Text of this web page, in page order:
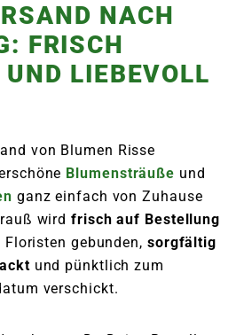
NACH
FRISCH
UND LIEBEVOLL
von Blumen Risse
Blumensträuße und
ganz einfach von Zuhause
wird frisch auf Bestellung
gebunden, sorgfältig
und pünktlich zum
verschickt.